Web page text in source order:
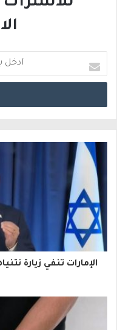
د
خ
ك
ا
إ
الإمارات تنفي زيارة